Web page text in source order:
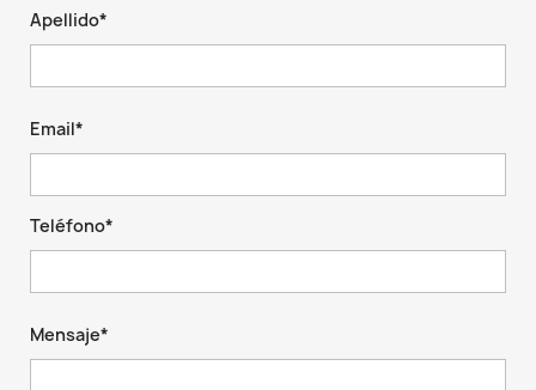
Apellido*
Email*
Teléfono*
Mensaje*